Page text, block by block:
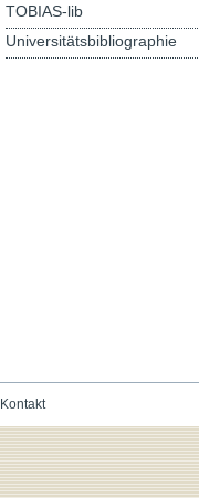
TOBIAS-lib
Universitätsbibliographie
Kontakt